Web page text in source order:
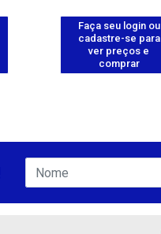
Faça seu login ou
cadastre-se para
ver preços e
comprar